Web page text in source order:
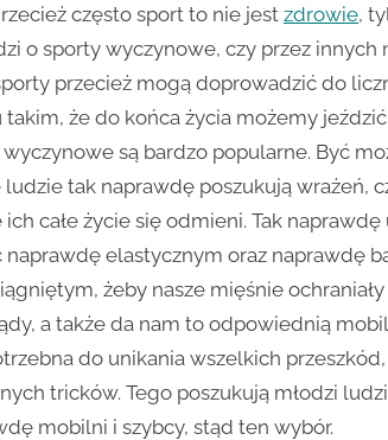
często sport to nie jest zdrowie,
o sporty wyczynowe, czy przez innych
przecież mogą doprowadzić do
że do końca życia możemy
są bardzo popularne. Być
tak naprawdę poszukują wrażeń,
całe życie się odmieni. Tak
elastycznym oraz naprawdę
żeby nasze mięśnie
a także da nam to odpowiednią
do unikania wszelkich
tricków. Tego poszukują młodzi
mobilni i szybcy, stąd ten wybór.